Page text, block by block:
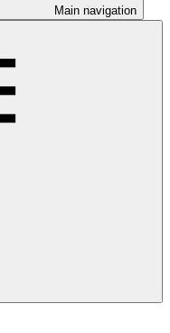
Main navigation